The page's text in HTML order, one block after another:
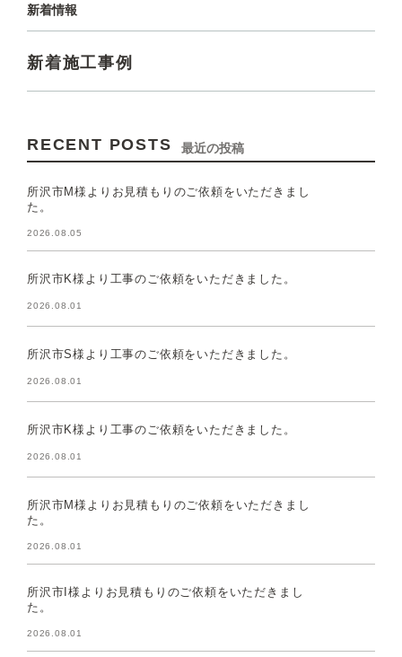
新着情報
新着施工事例
RECENT POSTS 最近の投稿
所沢市M様よりお見積もりのご依頼をいただきまし
た。
2026.08.05
所沢市K様より工事のご依頼をいただきました。
2026.08.01
所沢市S様より工事のご依頼をいただきました。
2026.08.01
所沢市K様より工事のご依頼をいただきました。
2026.08.01
所沢市M様よりお見積もりのご依頼をいただきまし
た。
2026.08.01
所沢市I様よりお見積もりのご依頼をいただきまし
た。
2026.08.01